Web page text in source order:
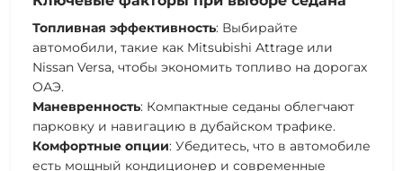
Топливная эффективность: Выбирайте
автомобили, такие как Mitsubishi Attrage или
Nissan Versa, чтобы экономить топливо на дорогах
ОАЭ.
Маневренность: Компактные седаны облегчают
парковку и навигацию в дубайском трафике.
Комфортные опции: Убедитесь, что в автомобиле
есть мощный кондиционер и современные